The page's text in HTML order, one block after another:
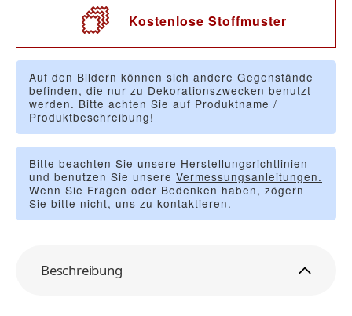
Kostenlose Stoffmuster
Auf den Bildern können sich andere Gegenstände
befinden, die nur zu Dekorationszwecken benutzt
werden. Bitte achten Sie auf Produktname /
Produktbeschreibung!
Bitte beachten Sie unsere Herstellungsrichtlinien
und benutzen Sie unsere Vermessungsanleitungen.
Wenn Sie Fragen oder Bedenken haben, zögern
Sie bitte nicht, uns zu kontaktieren.
Beschreibung